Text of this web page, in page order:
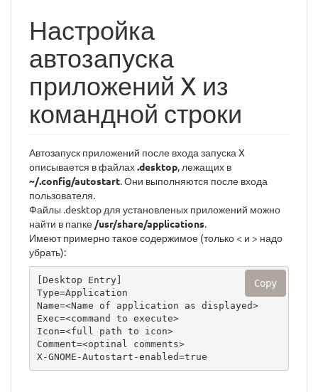
Настройка
автозапуска
приложений X из
командной строки
Автозапуск приложений после входа запуска X
описывается в файлах.desktop, лежащих в
~/.config/autostart. Они выполняются после входа
пользователя.
Файлы .desktop для установленых приложений можно
найти в папке /usr/share/applications.
Имеют примерно такое содержимое (только < и > надо
убрать):
[Desktop Entry]
Type=Application
Name=<Name of application as displayed>
Exec=<command to execute>
Icon=<full path to icon>
Comment=<optinal comments>
X-GNOME-Autostart-enabled=true
Copy